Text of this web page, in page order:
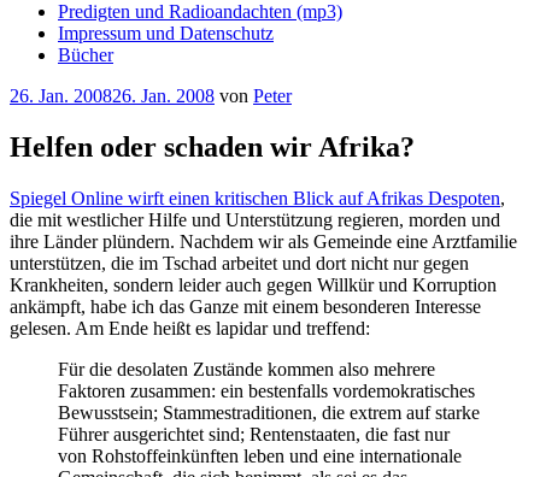
Predigten und Radioandachten (mp3)
Impressum und Datenschutz
Bücher
Veröffentlicht
26. Jan. 200826. Jan. 2008 von Peter
Helfen oder schaden wir Afrika?
Spiegel Online wirft einen kritischen Blick auf Afrikas Despoten,
die mit westlicher Hilfe und Unterstützung regieren, morden und
ihre Länder plündern. Nachdem wir als Gemeinde eine Arztfamilie
unterstützen, die im Tschad arbeitet und dort nicht nur gegen
Krankheiten, sondern leider auch gegen Willkür und Korruption
ankämpft, habe ich das Ganze mit einem besonderen Interesse
gelesen. Am Ende heißt es lapidar und treffend:
Für die desolaten Zustände kommen also mehrere
Faktoren zusammen: ein bestenfalls vordemokratisches
Bewusstsein; Stammestraditionen, die extrem auf starke
Führer ausgerichtet sind; Rentenstaaten, die fast nur
von Rohstoffeinkünften leben und eine internationale